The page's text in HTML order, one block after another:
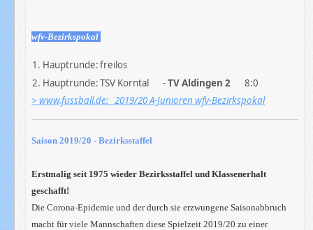
wfv-Bezirkspokal
1. Hauptrunde:freilos
2. Hauptrunde:TSV Korntal -TV Aldingen 2
8:0
> www.fussball.de: 2019/20 A-Junioren wfv-Bezirkspokal
Saison 2019/20 - Bezirksstaffel
Erstmalig seit 1975 wieder Bezirksstaffel und Klassenerhalt
geschafft!
Die Corona-Epidemie und der durch sie erzwungene Saisonabbruch
macht für viele Mannschaften diese Spielzeit 2019/20 zu einer